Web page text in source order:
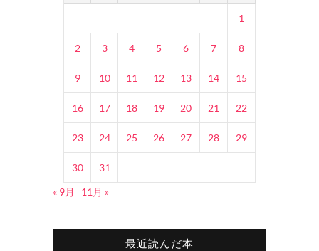
1
2 3 4 5 6 7 8
9 10 11 12 13 14 15
16 17 18 19 20 21 22
23 24 25 26 27 28 29
30
31
« 9月
11月 »
最近読んだ本